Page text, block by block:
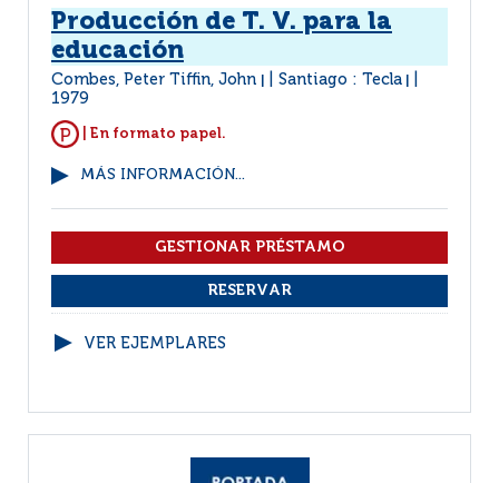
Producción de T. V. para la
educación
Combes, Peter Tiffin, John Santiago : Tecla
1979
| En formato papel.
MÁS INFORMACIÓN...
VER EJEMPLARES